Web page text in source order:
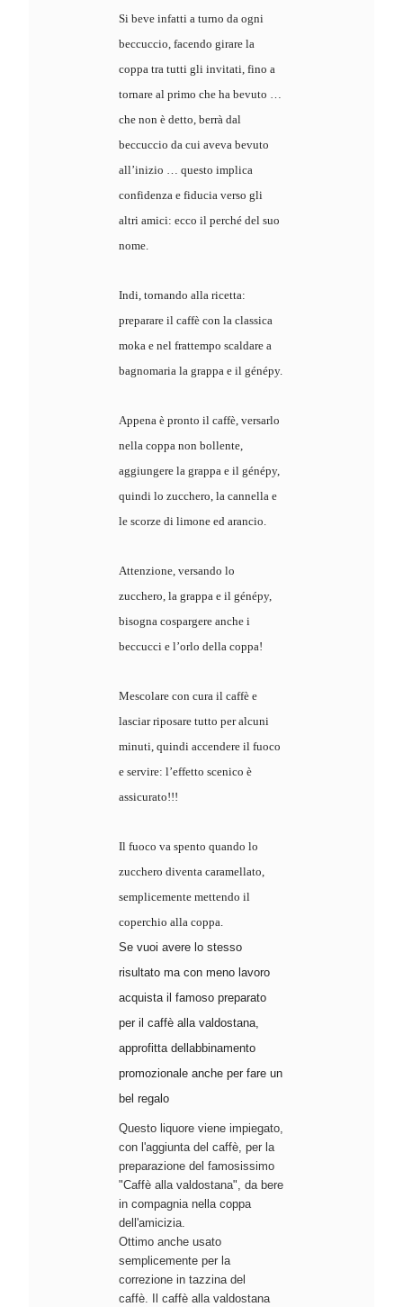
Si beve infatti a turno da ogni
beccuccio, facendo girare la
coppa tra tutti gli invitati, fino a
tornare al primo che ha bevuto …
che non è detto, berrà dal
beccuccio da cui aveva bevuto
all’inizio … questo implica
confidenza e fiducia verso gli
altri amici: ecco il perché del suo
nome.
Indi, tornando alla ricetta:
preparare il caffè con la classica
moka e nel frattempo scaldare a
bagnomaria la grappa e il génépy.
Appena è pronto il caffè, versarlo
nella coppa non bollente,
aggiungere la grappa e il génépy,
quindi lo zucchero, la cannella e
le scorze di limone ed arancio.
Attenzione, versando lo
zucchero, la grappa e il génépy,
bisogna cospargere anche i
beccucci e l’orlo della coppa!
Mescolare con cura il caffè e
lasciar riposare tutto per alcuni
minuti, quindi accendere il fuoco
e servire: l’effetto scenico è
assicurato!!!
Il fuoco va spento quando lo
zucchero diventa caramellato,
semplicemente mettendo il
coperchio alla coppa.
Se vuoi avere lo stesso
risultato ma con meno lavoro
acquista il famoso preparato
per il caffè alla valdostana,
approfitta dellabbinamento
promozionale anche per fare un
bel regalo
Questo liquore viene impiegato,
con l'aggiunta del caffè, per la
preparazione del famosissimo
"Caffè alla valdostana", da bere
in compagnia nella coppa
dell'amicizia.
Ottimo anche usato
semplicemente per la
correzione in tazzina del
caffè.
Il caffè alla valdostana